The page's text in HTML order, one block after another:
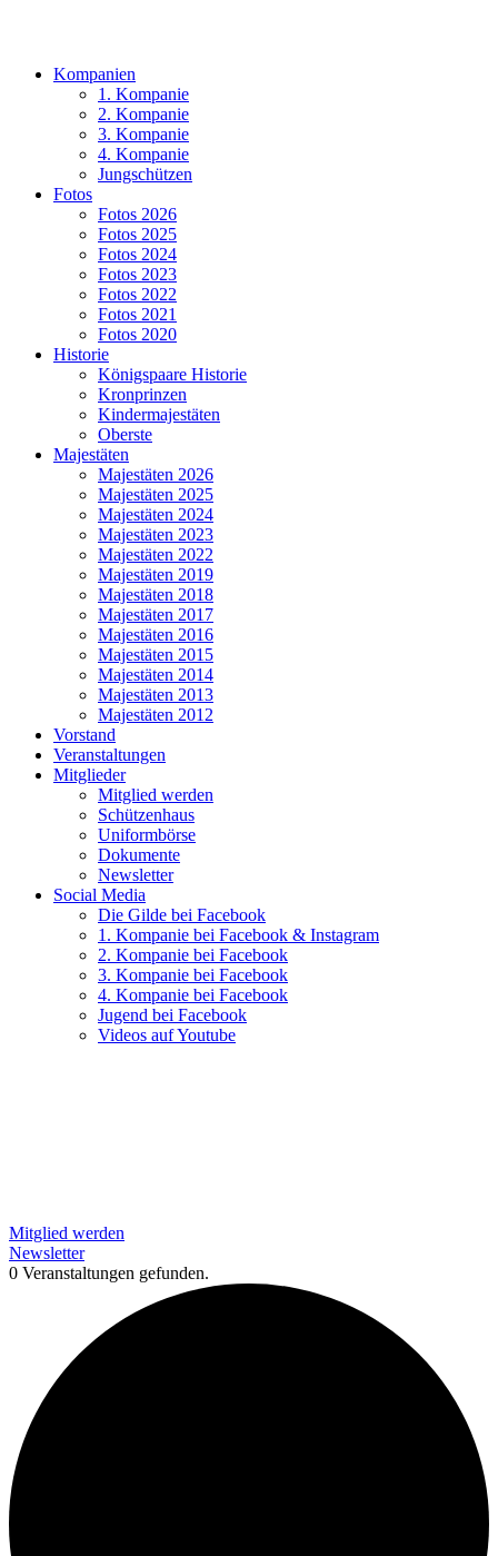
Kompanien
1. Kompanie
2. Kompanie
3. Kompanie
4. Kompanie
Jungschützen
Fotos
Fotos 2026
Fotos 2025
Fotos 2024
Fotos 2023
Fotos 2022
Fotos 2021
Fotos 2020
Historie
Königspaare Historie
Kronprinzen
Kindermajestäten
Oberste
Majestäten
Majestäten 2026
Majestäten 2025
Majestäten 2024
Majestäten 2023
Majestäten 2022
Majestäten 2019
Majestäten 2018
Majestäten 2017
Majestäten 2016
Majestäten 2015
Majestäten 2014
Majestäten 2013
Majestäten 2012
Vorstand
Veranstaltungen
Mitglieder
Mitglied werden
Schützenhaus
Uniformbörse
Dokumente
Newsletter
Social Media
Die Gilde bei Facebook
1. Kompanie bei Facebook & Instagram
2. Kompanie bei Facebook
3. Kompanie bei Facebook
4. Kompanie bei Facebook
Jugend bei Facebook
Videos auf Youtube
Mitglied werden
Newsletter
0 Veranstaltungen gefunden.